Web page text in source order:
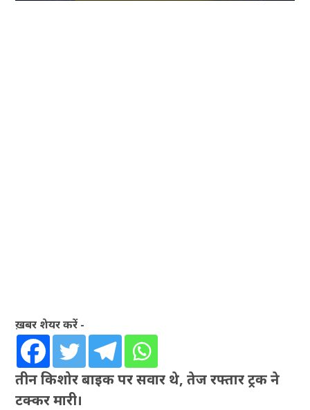
ख़बर शेयर करें -
तीन किशोर बाइक पर सवार थे, तेज रफ्तार ट्रक ने
टक्कर मारी।